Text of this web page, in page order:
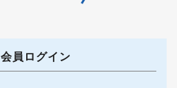
会員ログイン